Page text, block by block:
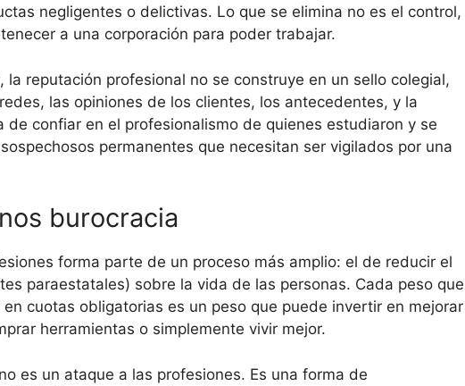
negligentes o delictivas. Lo que se elimina no es el control,
a una corporación para poder trabajar.
la reputación profesional no se construye en un sello colegial,
las opiniones de los clientes, los antecedentes, y la
de confiar en el profesionalismo de quienes estudiaron y se
permanentes que necesitan ser vigilados por una
burocracia
forma parte de un proceso más amplio: el de reducir el
paraestatales) sobre la vida de las personas. Cada peso que
cuotas obligatorias es un peso que puede invertir en mejorar
herramientas o simplemente vivir mejor.
es un ataque a las profesiones. Es una forma de